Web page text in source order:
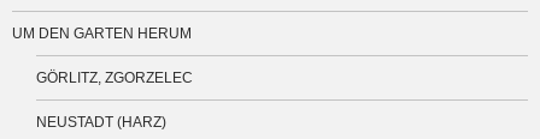
UM DEN GARTEN HERUM
GÖRLITZ, ZGORZELEC
NEUSTADT (HARZ)